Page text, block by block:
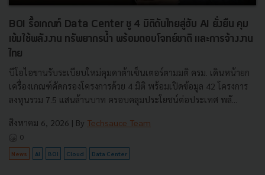
BOI รื้อเกณฑ์ Data Center ชู 4 มิติดันไทยสู่ฮับ AI ยั่งยืน คุม
เข้มใช้พลังงาน ทรัพยากรน้ำ พร้อมตอบโจทย์ชาติ และการจ้างงาน
ไทย
บีโอไอขานรับระเบียบใหม่คุมดาต้าเซ็นเตอร์ตามมติ ครม. เดินหน้ายก
เครื่องเกณฑ์คัดกรองโครงการด้วย 4 มิติ พร้อมเปิดข้อมูล 42 โครงการ
ลงทุนรวม 7.5 แสนล้านบาท ครอบคลุมประโยชน์ต่อประเทศ พลั...
สิงหาคม 6, 2026 | By Techsauce Team
0
News AI BOI Cloud Data Center